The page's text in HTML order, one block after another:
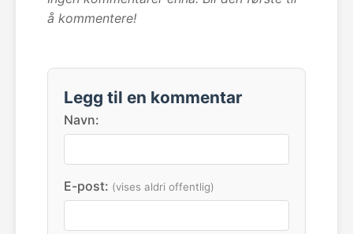
å kommentere!
Legg til en kommentar
Navn:
E-post: (vises aldri offentlig)